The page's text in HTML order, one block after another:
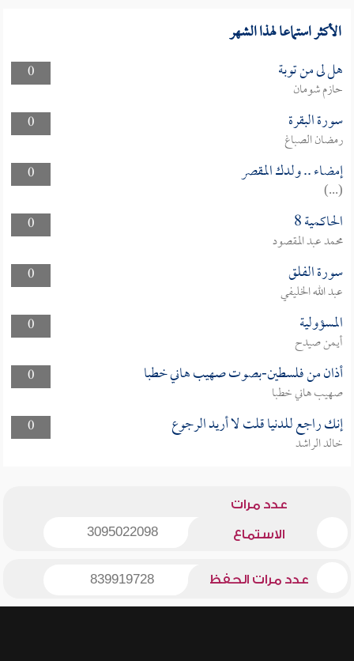
الأكثر استماعا لهذا الشهر
0 هل لى من توبة
حازم شومان
0
سورة البقرة
رمضان الصباغ
0
إمضاء .. ولدك المقصر
(...)
0
الحاكمية 8
محمد عبد المقصود
0
سورة الفلق
عبد الله الخليفي
0
المسؤولية
أيمن صيدح
0
أذان من فلسطين-بصوت صهيب هاني خطبا
صهيب هاني خطبا
0
إنك راجع للدنيا قلت لا أريد الرجوع
خالد الراشد
عدد مرات
الاستماع 3095022098
عدد مرات الحفظ 839919728